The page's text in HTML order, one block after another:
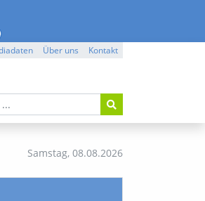
Über uns Kontakt
Samstag, 08.08.2026